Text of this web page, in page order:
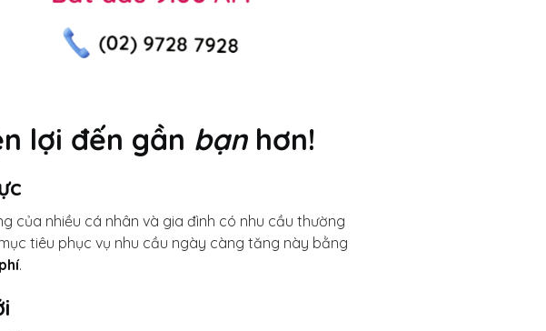
lợi đến gần bạnhơn!
của nhiều cá nhân và gia đình có nhu cầu thường
tiêu phục vụ nhu cầu ngày càng tăng này bằng
.